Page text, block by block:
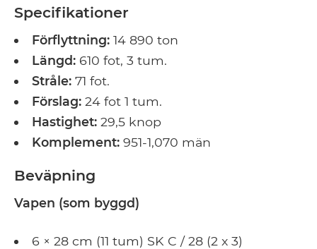
Specifikationer
Förflyttning:14 890 ton
Längd:610 fot, 3 tum.
Stråle:71 fot.
Förslag:24 fot 1 tum.
Hastighet:29,5 knop
Komplement:951-1,070 män
Beväpning
Vapen (som byggd)
6 × 28 cm (11 tum) SK C / 28 (2 x 3)